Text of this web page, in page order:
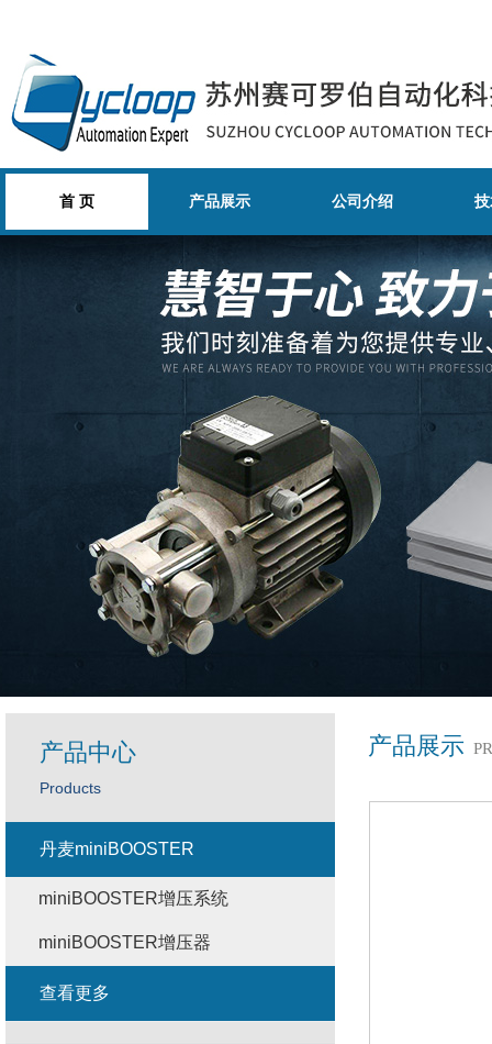
首 页 产品展示 公司介绍
产品展示
产品中心
Products
丹麦miniBOOSTER
miniBOOSTER增压系统
miniBOOSTER增压器
查看更多